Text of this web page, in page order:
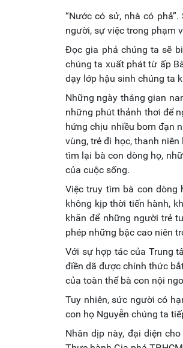
“Nước có sử, nhà có
người, sự việc trong phạm
Đọc gia phả chúng ta sẽ
chúng ta xuất phát từ ấp
dạy lớp hậu sinh chúng ta
Những ngày tháng gian
những phút thảnh thơi để
hứng chịu nhiều bom đạn
vùng, trẻ đi học, thanh
tìm lại bà con dòng họ,
của cuộc sống.
Việc truy tìm bà con dòng
không kịp thời tiến hành,
khăn để những người trẻ
phép những bậc cao niên
Với sự hợp tác của Trung
điền dã được chính thức
của toàn thể bà con nội
Tuy nhiên, sức người có
con họ Nguyễn chúng ta
Nhân dịp này, đại diện